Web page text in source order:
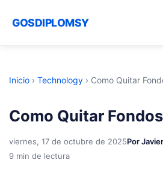
GOSDIPLOMSY
Inicio › Technology › Como Quitar
Como Quitar
viernes, 17 de octubre de 2025Por
9 min de lectura